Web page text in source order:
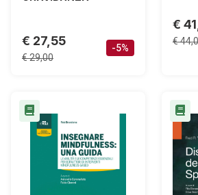
€ 27,55
€ 29,00
-5%
€
€